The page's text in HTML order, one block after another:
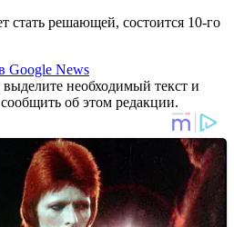
стать решающей, состоится 10-го
Google News
необходимый текст и
об этом редакции.